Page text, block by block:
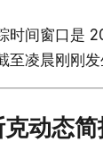
时间窗口是
凌晨刚刚发
动态简